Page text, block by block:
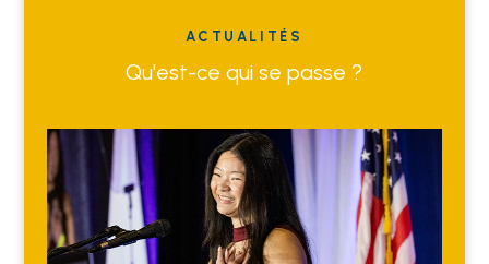
ACTUALITÉS
Qu'est-ce qui se passe ?